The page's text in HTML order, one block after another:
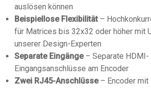
auslösen können
Beispiellose Flexibilität –
für Matrices bis 32x32 oder höher mit
unserer Design-Experten
Separate Eingänge– Separate HDMI-
Eingangsanschlüsse am Encoder
Zwei RJ45-Anschlüsse– Encoder mit